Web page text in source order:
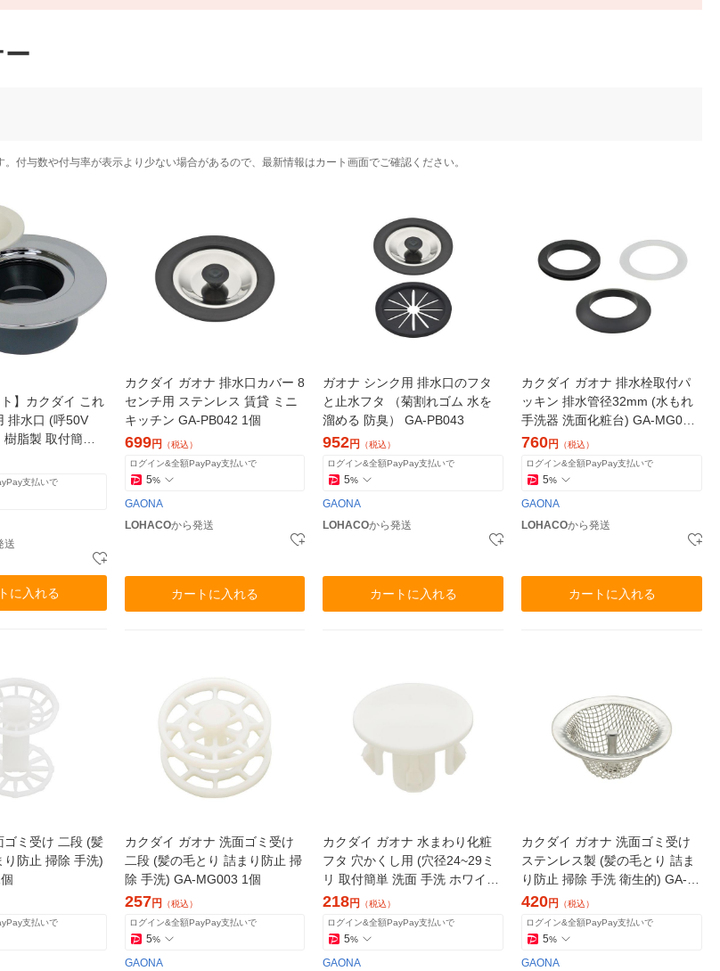
付与数や付与率が表示より少ない場合があるので、最新情報はカート画面でご確認ください。
ト】カクダイ これ
排水口 (呼50V
脂製 取付簡単)
支払いで
送
に入れる
カクダイ ガオナ 排水口カバー 8
センチ用 ステンレス 賃貸 ミニ
キッチン GA-PB042 1個
699円 （税込）
ログイン&全額PayPay支払いで
5%
GAONA
LOHACOから発送
カートに入れる
ガオナ シンク用 排水口のフタ
と止水フタ （菊割れゴム 水を
溜める 防臭） GA-PB043
952円
（税込）
ログイン&全額PayPay支払いで
5%
GAONA
LOHACOから発送
カートに入れる
カクダイ ガオナ 排水栓取付パ
ッキン 排水管径32mm (水もれ
手洗器 洗面化粧台) GA-MG033
1個
760円
（税込）
ログイン&全額PayPay支払いで
5%
GAONA
LOHACOから発送
カートに入れる
ゴミ受け 二段 (髪
り防止 掃除 手洗)
支払いで
カクダイ ガオナ 洗面ゴミ受け
二段 (髪の毛とり 詰まり防止 掃
除 手洗) GA-MG003 1個
257円 （税込）
ログイン&全額PayPay支払いで
5%
GAONA
カクダイ ガオナ 水まわり化粧
フタ 穴かくし用 (穴径24~29ミ
リ 取付簡単 洗面 手洗 ホワイ
ト) GA-MG011 1個
218円
（税込）
ログイン&全額PayPay支払いで
5%
GAONA
カクダイ ガオナ 洗面ゴミ受け
ステンレス製 (髪の毛とり 詰ま
り防止 掃除 手洗 衛生的) GA-M
G005 1個
420円
（税込）
ログイン&全額PayPay支払いで
5%
GAONA